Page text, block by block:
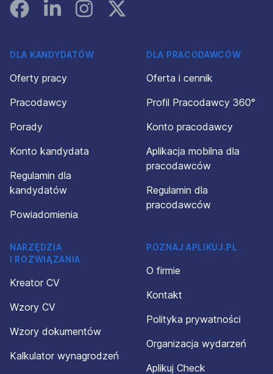
FacebookLinked InInstagramInstagram
DLA KANDYDATÓW
Oferty pracy
Pracodawcy
Porady
Konto kandydata
Regulamin dla
kandydatów
Powiadomienia
DLA PRACODAWCÓW
Oferta i cennik
Profil Pracodawcy 360°
Konto pracodawcy
Aplikacja mobilna dla
pracodawców
Regulamin dla
pracodawców
NARZĘDZIA
I ROZWIĄZANIA
Kreator CV
Wzory CV
Wzory dokumentów
Kalkulator wynagrodzeń
POZNAJ APLIKUJ.PL
O firmie
Kontakt
Polityka prywatności
Organizacja wydarzeń
Aplikuj Check